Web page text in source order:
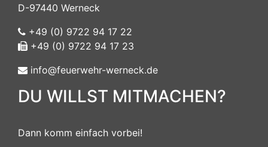
D-97440 Werneck
+49 (0) 9722 94 17 22
+49 (0) 9722 94 17 23
info@feuerwehr-werneck.de
DU WILLST MITMACHEN?
Dann komm einfach vorbei!